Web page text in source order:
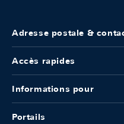
Adresse postale &
Accès rapides
Informations pour
Portails